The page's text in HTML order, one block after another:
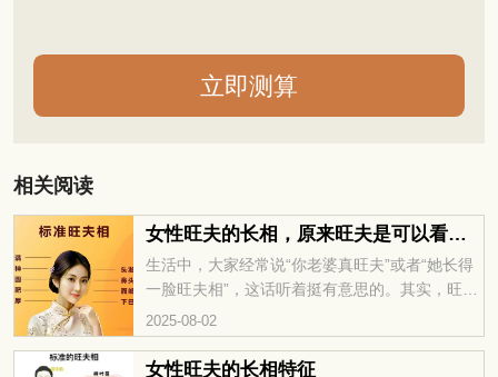
相关阅读
女性旺夫的长相，原来旺夫是可以看出来的
生活中，大家经常说“你老婆真旺夫”或者“她长得
一脸旺夫相”，这话听着挺有意思的。其实，旺夫
的女人到底长啥样？她们有什么特别的面相或者
气质，能给另一半带来好运？想知道答案的话，
就跟我一起来看看，女性旺夫的长相吧。
2025-08-02
女性旺夫的长相特征